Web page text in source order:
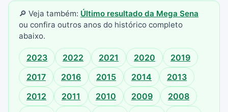
🔎 Veja também: Último resultado da Mega Sena
ou confira outros anos do histórico completo
abaixo.
2023 2022 2021 2020
2019
2017
2016 2015 2014
2013
2012
2011 2010 2009
2008